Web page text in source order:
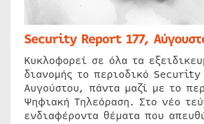
Security Report 177,
Κυκλοφορεί σε όλα τα
διανομής το περιοδικό
Αυγούστου, πάντα μαζί με το
Ψηφιακή Τηλεόραση. Στο νέο
ενδιαφέροντα θέματα που